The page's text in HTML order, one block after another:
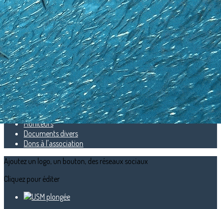
Exporter les lignes sélectionnées
Exporter toutes les colonnes
Exporter uniquement les colonnes affichées
Menu
<
>
Présentation
Horaires
Lieux d'entrainement
Comité directeur
Moniteurs
Documents divers
Dons à l'association
Ajoutez un logo, un bouton, des réseaux sociaux
Cliquez pour éditer